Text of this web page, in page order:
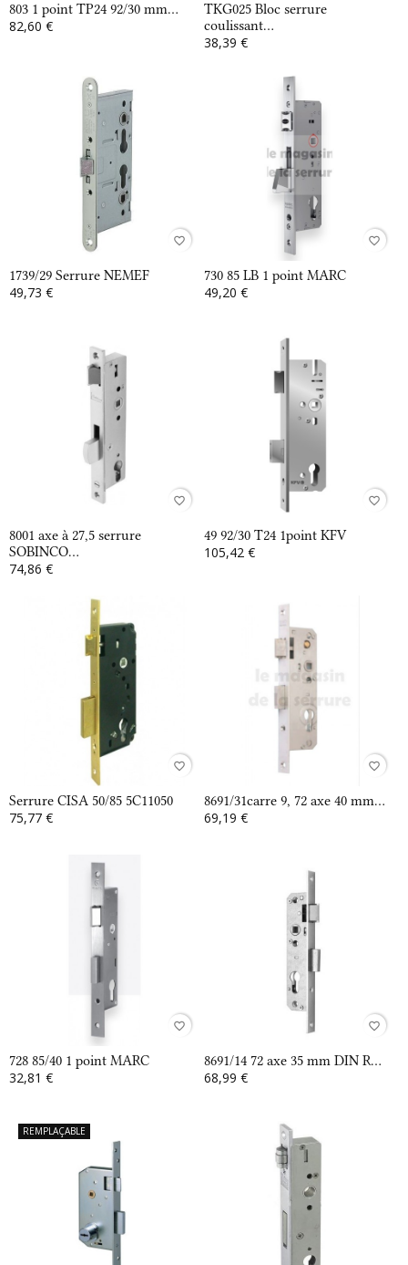
803 1 point TP24 92/30 mm...
82,60 €
TKG025 Bloc serrure
coulissant...
38,39 €
favorite_border
1739/29 Serrure NEMEF
49,73 €
favorite_border
730 85 LB 1 point MARC
49,20 €
favorite_border
8001 axe à 27,5 serrure
SOBINCO...
74,86 €
favorite_border
49 92/30 T24 1point KFV
105,42 €
favorite_border
Serrure CISA 50/85 5C11050
75,77 €
favorite_border
8691/31carre 9, 72 axe 40 mm...
69,19 €
favorite_border
728 85/40 1 point MARC
32,81 €
favorite_border
8691/14 72 axe 35 mm DIN R...
68,99 €
REMPLAÇABLE